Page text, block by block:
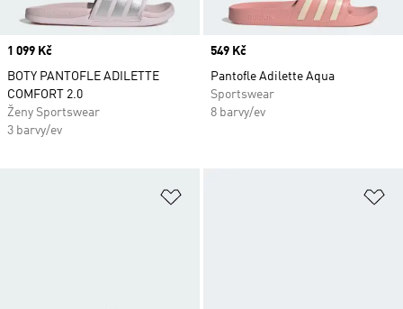
Price
1 099 Kč
BOTY PANTOFLE ADILETTE
COMFORT 2.0
Ženy Sportswear
3 barvy/ev
Price
549 Kč
Pantofle Adilette Aqua
Sportswear
8 barvy/ev